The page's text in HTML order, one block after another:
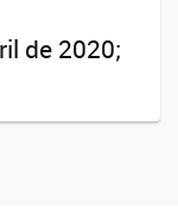
de 2020;